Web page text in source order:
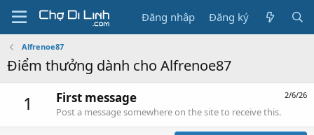
Đăng nhập Đăng ký
Alfrenoe87
Điểm thưởng dành cho Alfrenoe87
1 2/6/26
First message
Post a message somewhere on the site to receive this.